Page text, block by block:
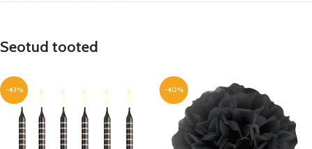
Seotud tooted
-43% -40%